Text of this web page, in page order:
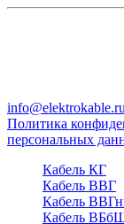
info@elektrokable.ru
Политика
персональных
Кабель КГ
Кабель ВВГ
Кабель
Кабель